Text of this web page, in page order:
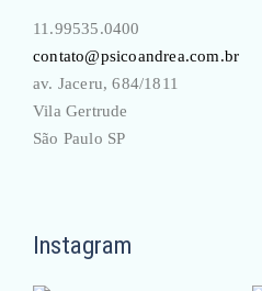
11.99535.0400
contato@psicoandrea.com.br
av. Jaceru, 684/1811
Vila Gertrude
São Paulo SP
Instagram